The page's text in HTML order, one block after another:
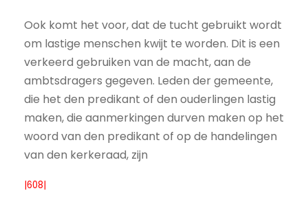
Ook komt het voor, dat de tucht gebruikt wordt
om lastige menschen kwijt te worden. Dit is een
verkeerd gebruiken van de macht, aan de
ambtsdragers gegeven. Leden der gemeente,
die het den predikant of den ouderlingen lastig
maken, die aanmerkingen durven maken op het
woord van den predikant of op de handelingen
van den kerkeraad, zijn
|608|